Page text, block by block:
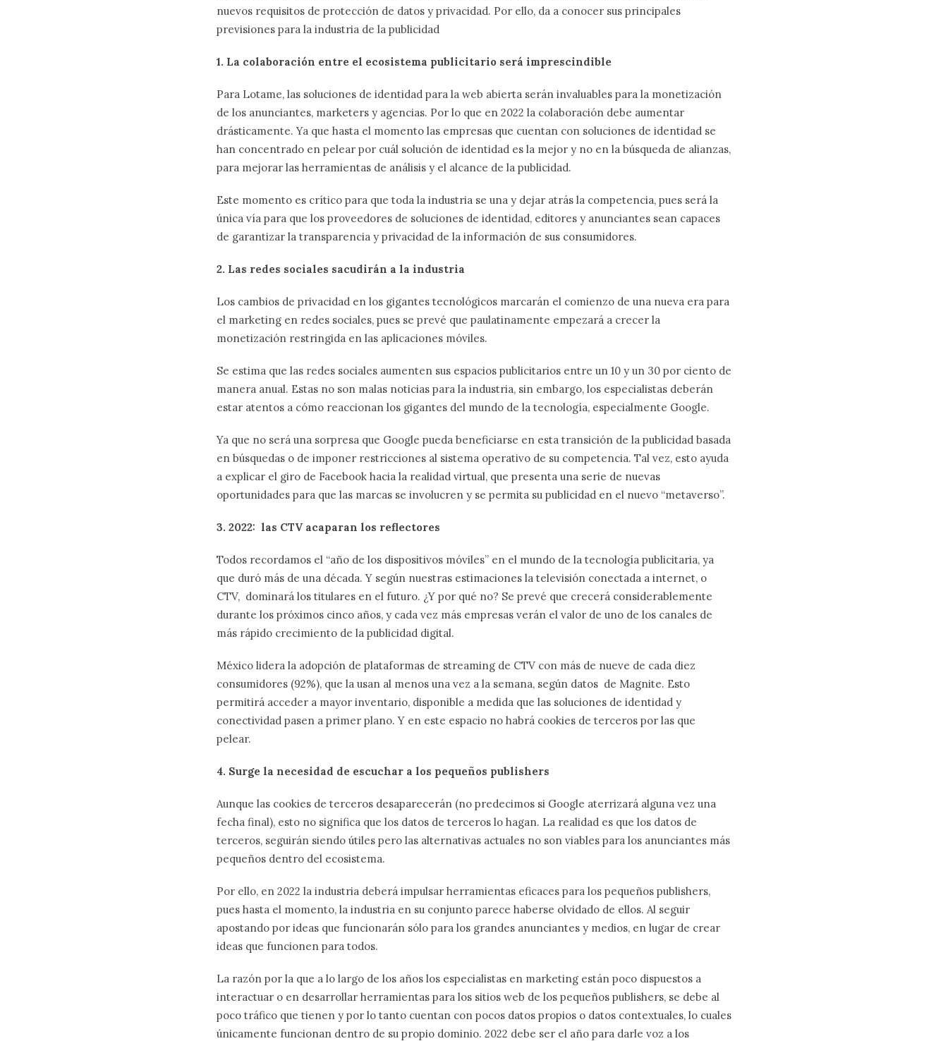
nuevos requisitos de protección de datos y privacidad. Por ello, da a conocer sus principales
previsiones para la industria de la publicidad
1. La colaboración entre el ecosistema publicitario será imprescindible
Para Lotame, las soluciones de identidad para la web abierta serán invaluables para la monetización
de los anunciantes, marketers y agencias. Por lo que en 2022 la colaboración debe aumentar
drásticamente. Ya que hasta el momento las empresas que cuentan con soluciones de identidad se
han concentrado en pelear por cuál solución de identidad es la mejor y no en la búsqueda de alianzas,
para mejorar las herramientas de análisis y el alcance de la publicidad.
Este momento es crítico para que toda la industria se una y dejar atrás la competencia, pues será la
única vía para que los proveedores de soluciones de identidad, editores y anunciantes sean capaces
de garantizar la transparencia y privacidad de la información de sus consumidores.
2. Las redes sociales sacudirán a la industria
Los cambios de privacidad en los gigantes tecnológicos marcarán el comienzo de una nueva era para
el marketing en redes sociales, pues se prevé que paulatinamente empezará a crecer la
monetización restringida en las aplicaciones móviles.
Se estima que las redes sociales aumenten sus espacios publicitarios entre un 10 y un 30 por ciento de
manera anual. Estas no son malas noticias para la industria, sin embargo, los especialistas deberán
estar atentos a cómo reaccionan los gigantes del mundo de la tecnología, especialmente Google.
Ya que no será una sorpresa que Google pueda beneficiarse en esta transición de la publicidad basada
en búsquedas o de imponer restricciones al sistema operativo de su competencia. Tal vez, esto ayuda
a explicar el giro de Facebook hacia la realidad virtual, que presenta una serie de nuevas
oportunidades para que las marcas se involucren y se permita su publicidad en el nuevo “metaverso”.
3. 2022: las CTV acaparan los reflectores
Todos recordamos el “año de los dispositivos móviles” en el mundo de la tecnología publicitaria, ya
que duró más de una década. Y según nuestras estimaciones la televisión conectada a internet, o
CTV, dominará los titulares en el futuro. ¿Y por qué no? Se prevé que crecerá considerablemente
durante los próximos cinco años, y cada vez más empresas verán el valor de uno de los canales de
más rápido crecimiento de la publicidad digital.
México lidera la adopción de plataformas de streaming de CTV con más de nueve de cada diez
consumidores (92%), que la usan al menos una vez a la semana, según datos de Magnite. Esto
permitirá acceder a mayor inventario, disponible a medida que las soluciones de identidad y
conectividad pasen a primer plano. Y en este espacio no habrá cookies de terceros por las que
pelear.
4. Surge la necesidad de escuchar a los pequeños publishers
Aunque las cookies de terceros desaparecerán (no predecimos si Google aterrizará alguna vez una
fecha final), esto no significa que los datos de terceros lo hagan. La realidad es que los datos de
terceros, seguirán siendo útiles pero las alternativas actuales no son viables para los anunciantes más
pequeños dentro del ecosistema.
Por ello, en 2022 la industria deberá impulsar herramientas eficaces para los pequeños publishers,
pues hasta el momento, la industria en su conjunto parece haberse olvidado de ellos. Al seguir
apostando por ideas que funcionarán sólo para los grandes anunciantes y medios, en lugar de crear
ideas que funcionen para todos.
La razón por la que a lo largo de los años los especialistas en marketing están poco dispuestos a
interactuar o en desarrollar herramientas para los sitios web de los pequeños publishers, se debe al
poco tráfico que tienen y por lo tanto cuentan con pocos datos propios o datos contextuales, lo cuales
únicamente funcionan dentro de su propio dominio. 2022 debe ser el año para darle voz a los